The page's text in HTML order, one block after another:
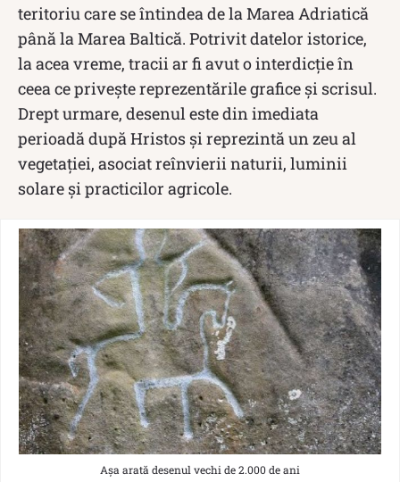
teritoriu care se întindea de la Marea Adriatică
până la Marea Baltică. Potrivit datelor istorice,
la acea vreme, tracii ar fi avut o interdicție în
ceea ce priveşte reprezentările grafice și scrisul.
Drept urmare, desenul este din imediata
perioadă după Hristos și reprezintă un zeu al
vegetaţiei, asociat reînvierii naturii, luminii
solare şi practicilor agricole.
Așa arată desenul vechi de 2.000 de ani